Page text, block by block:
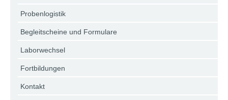
Probenlogistik
Begleitscheine und Formulare
Laborwechsel
Fortbildungen
Kontakt